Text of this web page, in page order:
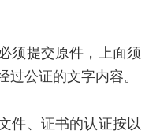
提交原件，上面须
过公证的文字内容。
、证书的认证按以